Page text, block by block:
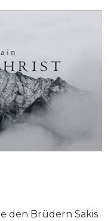
den Brüdern Sakis